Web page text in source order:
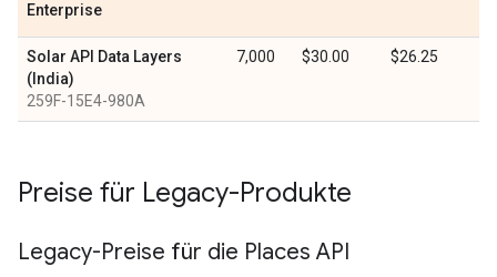
Enterprise
Solar API Data Layers
(India)
259F-15E4-980A
7,000 $30.00 $26.25
Preise für Legacy-Produkte
Legacy-Preise für die Places API